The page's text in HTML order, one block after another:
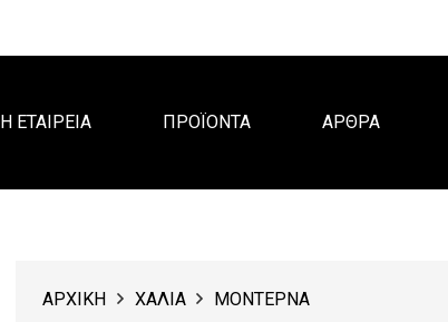
Η ΕΤΑΙΡΕΙΑ ΠΡΟΪΟΝΤΑ ΑΡΘΡΑ
ΑΡΧΙΚΗ ΧΑΛΙΑ ΜΟΝΤΕΡΝΑ